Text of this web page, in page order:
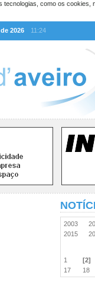
tecnologias, como os
2026
11:24
2003
2015
1 [2]
17
18